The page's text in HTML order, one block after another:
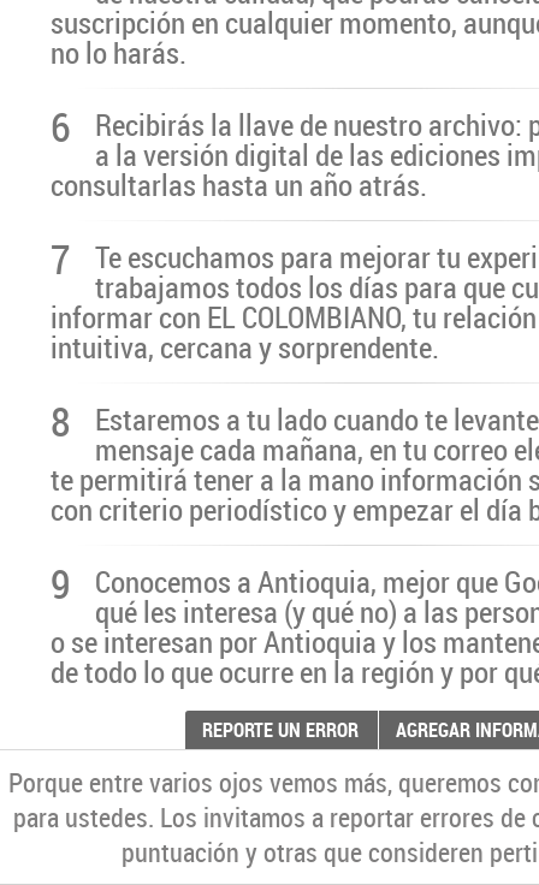
suscripción en cualquier momento,
no lo harás.
6 Recibirás la llave de nuestro archivo:
a la versión digital de las ediciones
consultarlas hasta un año atrás.
7 Te escuchamos para mejorar tu
trabajamos todos los días para que
informar con EL COLOMBIANO, tu
intuitiva, cercana y sorprendente.
8 Estaremos a tu lado cuando te
mensaje cada mañana, en tu correo
te permitirá tener a la mano información
con criterio periodístico y empezar el día
9 Conocemos a Antioquia, mejor que
qué les interesa (y qué no) a las
o se interesan por Antioquia y los
de todo lo que ocurre en la región y por
REPORTE UN ERROR AGREGAR
Porque entre varios ojos vemos más, queremos
para ustedes. Los invitamos a reportar errores
puntuación y otras que consideren